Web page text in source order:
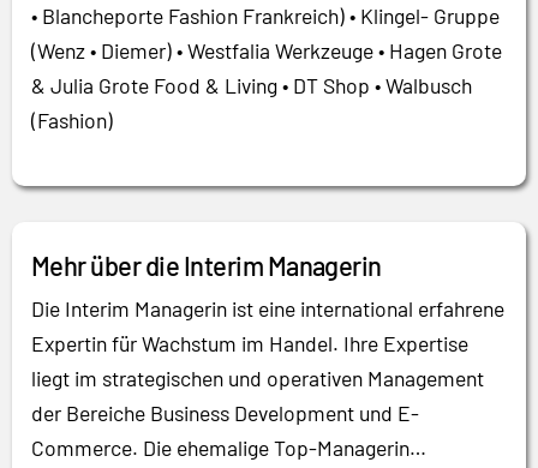
• Blancheporte Fashion Frankreich) • Klingel- Gruppe
(Wenz • Diemer) • Westfalia Werkzeuge • Hagen Grote
& Julia Grote Food & Living • DT Shop • Walbusch
(Fashion)
Mehr über die Interim Managerin
Die Interim Managerin ist eine international erfahrene
Expertin für Wachstum im Handel. Ihre Expertise
liegt im strategischen und operativen Management
der Bereiche Business Development und E-
Commerce. Die ehemalige Top-Managerin